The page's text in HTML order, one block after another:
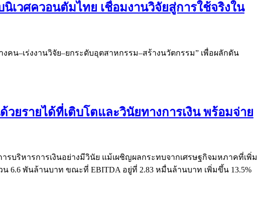
เวศควอนตัมไทย เชื่อมงานวิจัยสู่การใช้จริงใน
คน–เร่งงานวิจัย–ยกระดับอุตสาหกรรม–สร้างนวัตกรรม” เพื่อผลักดัน
วยรายได้ที่เติบโตและวินัยทางการเงิน พร้อมจ่าย
รบริหารการเงินอย่างมีวินัย แม้เผชิญผลกระทบจากเศรษฐกิจมหภาคที่เพิ่ม
6.6 พันล้านบาท ขณะที่ EBITDA อยู่ที่ 2.83 หมื่นล้านบาท เพิ่มขึ้น 13.5%